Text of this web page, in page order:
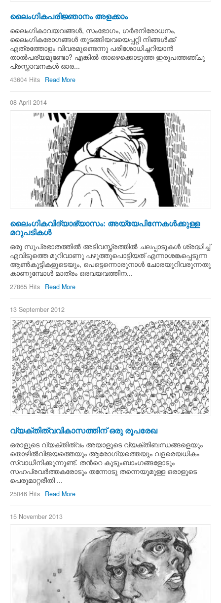
ലൈംഗികപരിജ്ഞാനം അളക്കാം
ലൈംഗികാവയവങ്ങള്‍, സംഭോഗം, ഗര്‍ഭനിരോധനം,
ലൈംഗികരോഗങ്ങള്‍ തുടങ്ങിയവയെപ്പറ്റി നിങ്ങള്‍ക്ക്
എത്രത്തോളം വിവരമുണ്ടെന്നു പരിശോധിച്ചറിയാന്‍
താല്‍പര്യമുണ്ടോ? എങ്കില്‍ താഴെക്കൊടുത്ത ഇരുപത്തഞ്ചു
പ്രസ്താവനകള്‍ ഓര...
43604 Hits Read More
08 April 2014
ലൈംഗികവിദ്യാഭ്യാസം: അയ്യേപിന്നേകള്‍ക്കുള്ള
മറുപടികള്‍
ഒരു സുപ്രഭാതത്തില്‍ അടിവസ്ത്രത്തില്‍ ചലപ്പാടുകള്‍ ശ്രദ്ധിച്ച്
എവിടുത്തെ മുറിവാണു പഴുത്തുപൊട്ടിയത് എന്നാശങ്കപ്പെടുന്ന
ആണ്‍കുട്ടികളുടെയും, പെട്ടെന്നൊരുനാള്‍ ചോരയൂറിവരുന്നതു
കാണുമ്പോള്‍ മാത്രം ഒരവയവത്തിന...
27865 Hits Read More
13 September 2012
വ്യക്തിത്വവികാസത്തിന് ഒരു രൂപരേഖ
ഒരാളുടെ വ്യക്തിത്വം അയാളുടെ വ്യക്തിബന്ധങ്ങളെയും
തൊഴില്‍വിജയത്തെയും ആരോഗ്യത്തെയും വളരെയധികം
സ്വാധീനിക്കുന്നുണ്ട്. തന്‍റെ കുടുംബാംഗങ്ങളോടും
സഹപ്രവര്‍ത്തകരോടും തന്നോടു തന്നെയുമുള്ള ഒരാളുടെ
പെരുമാറ്റരീതി ...
25046 Hits Read More
15 November 2013